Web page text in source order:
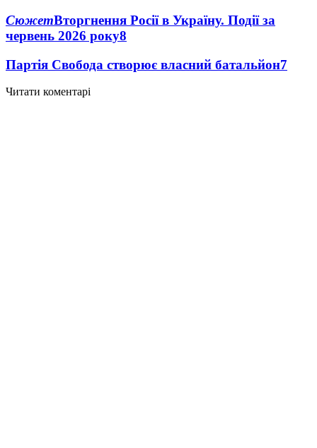
СюжетВторгнення Росії в Україну. Події за
червень 2026 року8
Партія Свобода створює власний батальйон7
Читати коментарі